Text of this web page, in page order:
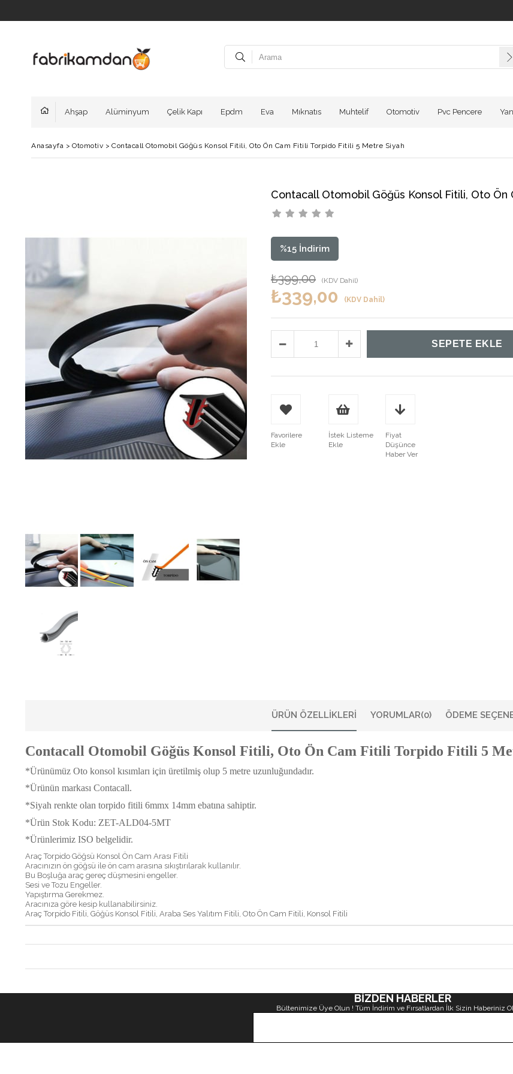
Ahşap Alüminyum Çelik Kapı Epdm Eva Mıknatıs Muhtelif Otomotiv Pvc Pencere
Anasayfa > Otomotiv > Contacall Otomobil Göğüs Konsol Fitili, Oto Ön Cam Fitili Torpido Fitili 5 Metre Siyah
Contacall Otomobil Göğüs Konsol Fitili, Oto
%15 İndirim
₺399,00 (KDV Dahil)
₺339,00 (KDV Dahil)
Favorilere
Ekle
İstek Listeme
Ekle
Fiyat
Düşünce
Haber Ver
ÜRÜN ÖZELLIKLERI YORUMLAR(0) ÖDEME
Contacall Otomobil Göğüs Konsol Fitili, Oto Ön Cam Fitili Torpido Fitili 5
*Ürünümüz Oto konsol kısımları için üretilmiş olup 5 metre uzunluğundadır.
*Ürünün markası Contacall.
*Siyah renkte olan torpido fitili 6mmx 14mm ebatına sahiptir.
*Ürün Stok Kodu: ZET-ALD04-5MT
*Ürünlerimiz ISO belgelidir.
Araç Torpido Göğsü Konsol Ön Cam Arası Fitili
Aracınızın ön göğsü ile ön cam arasına sıkıştırılarak kullanılır.
Bu Boşluğa araç gereç düşmesini engeller.
Sesi ve Tozu Engeller.
Yapıştırma Gerekmez.
Aracınıza göre kesip kullanabilirsiniz.
Araç Torpido Fitili, Göğüs Konsol Fitili, Araba Ses Yalıtım Fitili, Oto Ön Cam Fitili, Konsol Fitili
BİZDEN HABERLER
Bültenimize Üye Olun ! Tüm İndirim ve Fırsatlardan İlk Sizin Haberiniz